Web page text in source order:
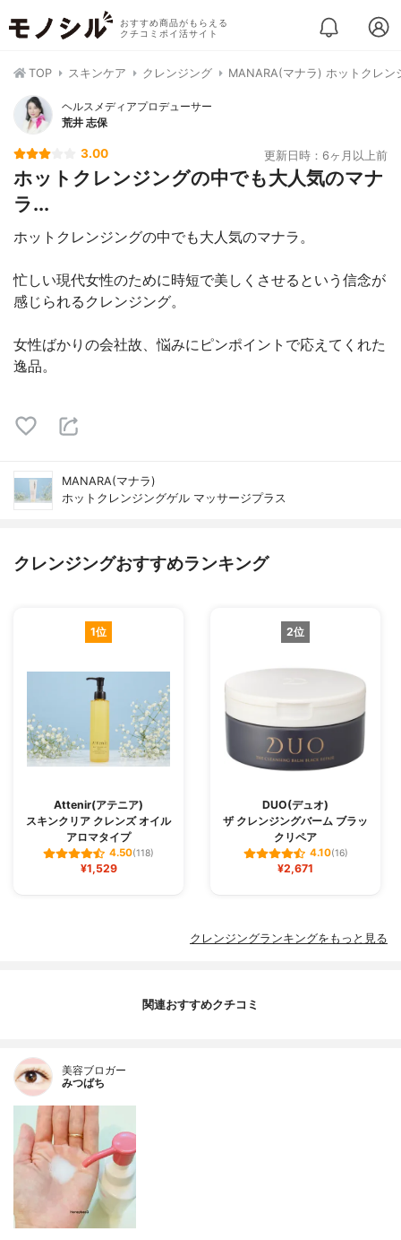
おすすめ商品がもらえる
クチコミポイ活サイト
TOP スキンケア クレンジング MANARA(マナラ) ホットクレン
ヘルスメディアプロデューサー
荒井 志保
3.00 更新日時：6ヶ月以上前
ホットクレンジングの中でも大人気のマナ
ラ...
ホットクレンジングの中でも大人気のマナラ。
忙しい現代女性のために時短で美しくさせるという信念が
感じられるクレンジング。
女性ばかりの会社故、悩みにピンポイントで応えてくれた
逸品。
MANARA(マナラ)
ホットクレンジングゲル マッサージプラス
クレンジングおすすめランキング
1位
Attenir(アテニア)
スキンクリア クレンズ オイル
アロマタイプ
4.50(118)
¥1,529
2位
DUO(デュオ)
ザ クレンジングバーム ブラッ
クリペア
4.10(16)
¥2,671
クレンジングランキングをもっと見る
関連おすすめクチコミ
美容ブロガー
みつばち